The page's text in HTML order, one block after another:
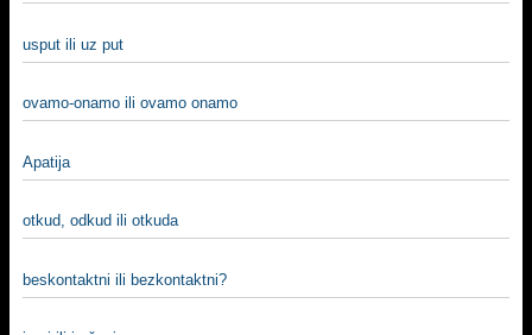
usput ili uz put
ovamo-onamo ili ovamo onamo
Apatija
otkud, odkud ili otkuda
beskontaktni ili bezkontaktni?